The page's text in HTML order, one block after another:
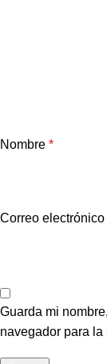
Nombre *
Correo electrónico
Guarda mi
navegador para la